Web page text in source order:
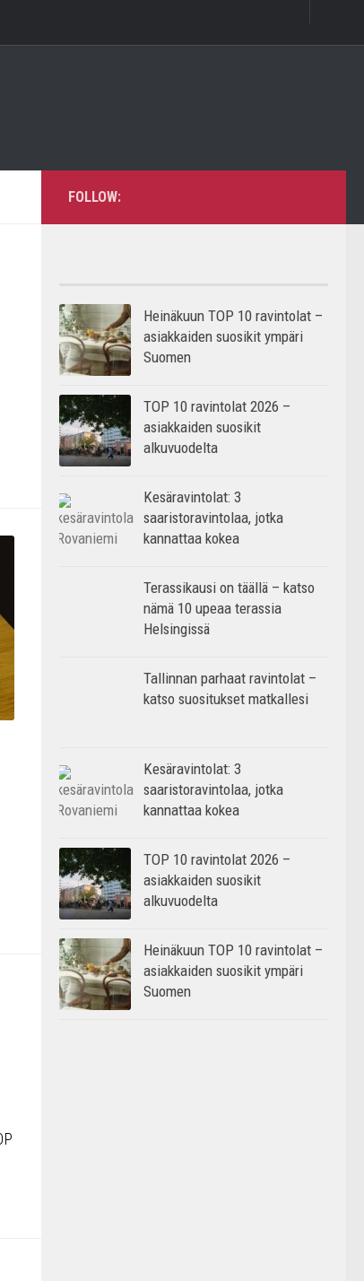
FOLLOW:
Heinäkuun TOP 10 ravintolat –
asiakkaiden suosikit ympäri
Suomen
TOP 10 ravintolat 2026 –
asiakkaiden suosikit
alkuvuodelta
Kesäravintolat: 3
saaristoravintolaa, jotka
kannattaa kokea
Terassikausi on täällä – katso
nämä 10 upeaa terassia
Helsingissä
Tallinnan parhaat ravintolat –
katso suositukset matkallesi
Kesäravintolat: 3
saaristoravintolaa, jotka
kannattaa kokea
TOP 10 ravintolat 2026 –
asiakkaiden suosikit
alkuvuodelta
Heinäkuun TOP 10 ravintolat –
asiakkaiden suosikit ympäri
Suomen